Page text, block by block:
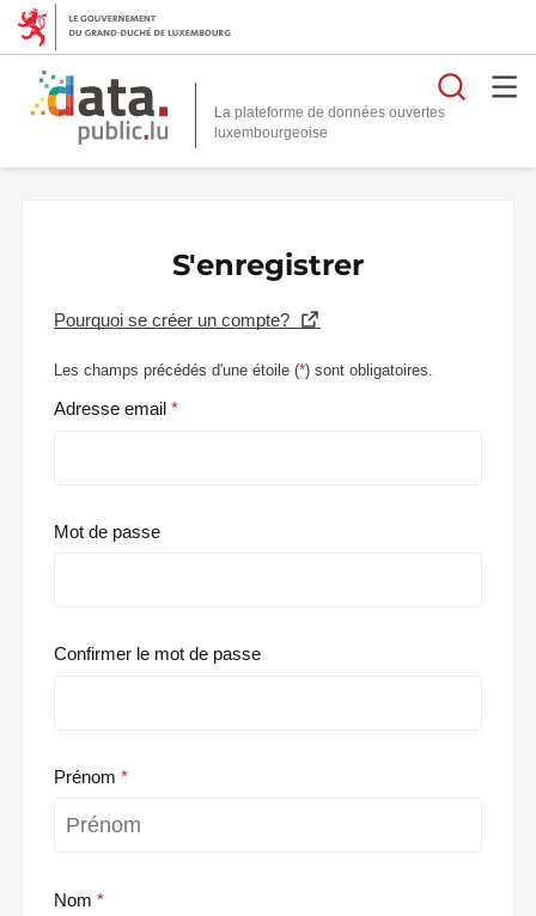
La plateforme de données ouvertes
S'enregistrer
Pourquoi se créer un compte?
Les champs précédés d'une étoile (*) sont obligatoires.
Adresse email
Mot de passe
Confirmer le mot de passe
Prénom
Nom